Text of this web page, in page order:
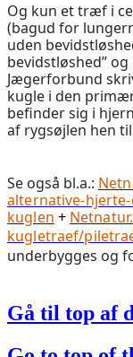
Og kun et træf i
(bagud for
uden
bevidstløshed”
Jægerforbund
kugle i den
befinder sig i
af rygsøjlen hen
Se også bl.a.:
alternative-
kuglen +
kugletraef/
underbygges og
Gå til top af